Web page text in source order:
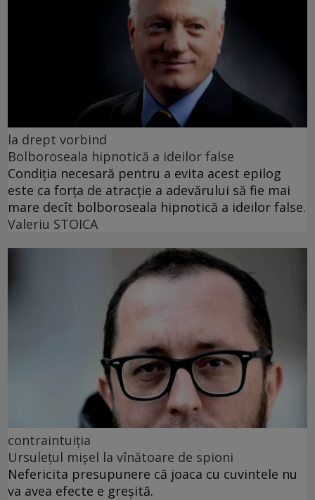
la drept vorbind
Bolboroseala hipnotică a ideilor false
Condiția necesară pentru a evita acest epilog
este ca forța de atracție a adevărului să fie mai
mare decît bolboroseala hipnotică a ideilor false.
Valeriu STOICA
contraintuiția
Ursulețul mișel la vînătoare de spioni
Nefericita presupunere că joaca cu cuvintele nu
va avea efecte e greșită.